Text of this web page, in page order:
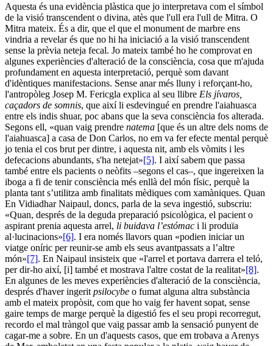
Aquesta és una evidència plàstica que jo interpretava com el símbol
de la visió transcendent o divina, atès que l'ull era l'ull de Mitra. O
Mitra mateix. És a dir, que el que el monument de marbre ens
vindria a revelar és que no hi ha iniciació a la visió transcendent
sense la prèvia neteja fecal. Jo mateix també ho he comprovat en
algunes experiències d'alteració de la consciència, cosa que m'ajuda
profundament en aquesta interpretació, perquè som davant
d'idèntiques manifestacions. Sense anar més lluny i reforçant-ho,
l'antropòleg Josep M. Fericgla explica al seu llibre Els jívaros,
caçadors de somnis, que així li esdevingué en prendre l'aiahuasca
entre els indis shuar, poc abans que la seva consciència fos alterada.
Segons ell, «quan vaig prendre natema [que és un altre dels noms de
l'aiahuasca] a casa de Don Carlos, no em va fer efecte mental perquè
jo tenia el cos brut per dintre, i aquesta nit, amb els vòmits i les
defecacions abundants, s'ha netejat»[5]. I així sabem que passa
també entre els pacients o neòfits –segons el cas–, que ingereixen la
iboga a fi de tenir consciència més enllà del món físic, perquè la
planta tant s’utilitza amb finalitats mèdiques com xamàniques. Quan
En Vidiadhar Naipaul, doncs, parla de la seva ingestió, subscriu:
«Quan, després de la deguda preparació psicològica, el pacient o
aspirant prenia aquesta arrel, li buidava l’estómac i li produïa
al·lucinacions»[6]. I era només llavors quan «podien iniciar un
viatge oníric per reunir-se amb els seus avantpassats a l’altre
món»[7]. En Naipaul insisteix que «l'arrel et portava darrera el teló,
per dir-ho així, [i] també et mostrava l'altre costat de la realitat»[8].
En algunes de les meves experiències d'alteració de la consciència,
després d'haver ingerit psilocybe o fumat alguna altra substància
amb el mateix propòsit, com que ho vaig fer havent sopat, sense
gaire temps de marge perquè la digestió fes el seu propi recorregut,
recordo el mal tràngol que vaig passar amb la sensació punyent de
cagar-me a sobre. En un d'aquests casos, que em trobava a Arenys